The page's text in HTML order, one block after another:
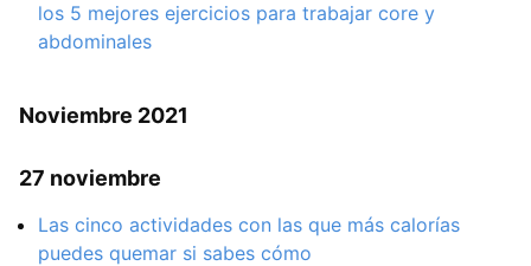
los 5 mejores ejercicios para trabajar core y
abdominales
Noviembre 2021
27 noviembre
Las cinco actividades con las que más calorías
puedes quemar si sabes cómo